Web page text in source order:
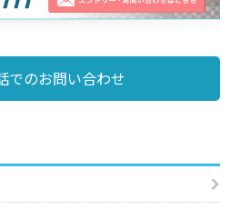
でのお問い合わせ